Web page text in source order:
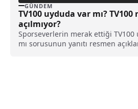
GÜNDEM
TV100 uyduda var mı? TV100
açılmıyor?
Sporseverlerin merak ettiği TV100
mı sorusunun yanıtı resmen